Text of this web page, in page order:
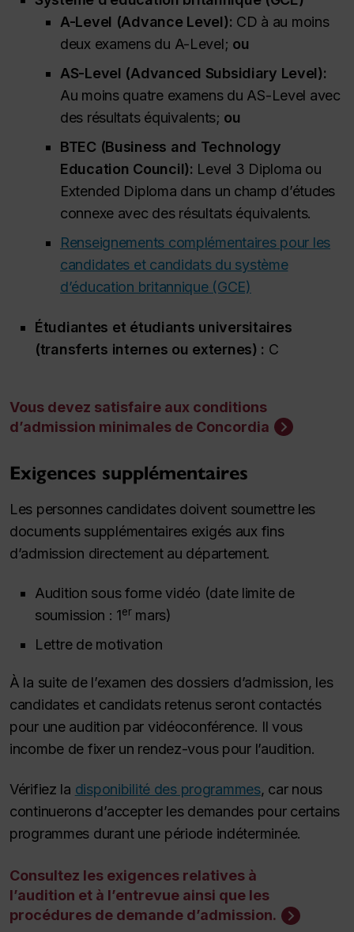
A-Level (Advance Level): CD à au moins
deux examens du A-Level; ou
AS-Level (Advanced Subsidiary Level):
Au moins quatre examens du AS-Level avec
des résultats équivalents; ou
BTEC (Business and Technology
Education Council): Level 3 Diploma ou
Extended Diploma dans un champ d’études
connexe avec des résultats équivalents.
Renseignements complémentaires pour les
candidates et candidats du système
d’éducation britannique (GCE)
Étudiantes et étudiants universitaires
(transferts internes ou externes) : C
Vous devez satisfaire aux conditions
d’admission minimales de Concordia
Exigences supplémentaires
Les personnes candidates doivent soumettre les
documents supplémentaires exigés aux fins
d’admission directement au département.
Audition sous forme vidéo (date limite de
soumission : 1ermars)
Lettre de motivation
À la suite de l’examen des dossiers d’admission, les
candidates et candidats retenus seront contactés
pour une audition par vidéoconférence. Il vous
incombe de fixer un rendez-vous pour l’audition.
Vérifiez la disponibilité des programmes, car nous
continuerons d’accepter les demandes pour certains
programmes durant une période indéterminée.
Consultez les exigences relatives à
l’audition et à l’entrevue ainsi que les
procédures de demande d’admission.